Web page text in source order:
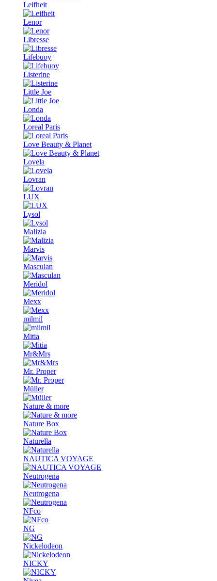
Leifheit
Lenor
Libresse
Lifebuoy
Listerine
Little Joe
Londa
Loreal Paris
Love Beauty & Planet
Lovela
Lovran
LUX
Lysol
Malizia
Marvis
Masculan
Meridol
Mexx
milmil
Mitia
Mr&Mrs
Mr. Proper
Müller
Nature & more
Nature Box
Naturella
NAUTICA VOYAGE
Neutrogena
Neutrogena
NFco
NG
Nickelodeon
NICKY